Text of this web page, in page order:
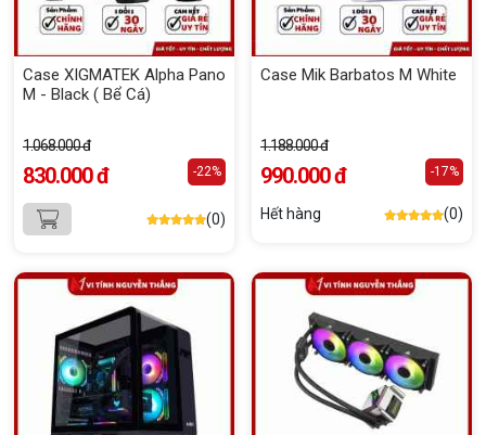
Case XIGMATEK Alpha Pano
M - Black ( Bể Cá)
1.068.000 đ
830.000 đ -22%
(0)
Case Mik Barbatos M White
1.188.000 đ
990.000 đ -17%
Hết hàng (0)